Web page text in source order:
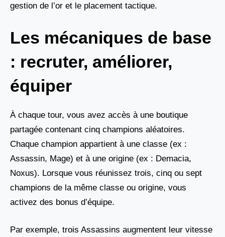
gestion de l’or et le placement tactique.
Les mécaniques de base
: recruter, améliorer,
équiper
À chaque tour, vous avez accès à une boutique
partagée contenant cinq champions aléatoires.
Chaque champion appartient à une classe (ex :
Assassin, Mage) et à une origine (ex : Demacia,
Noxus). Lorsque vous réunissez trois, cinq ou sept
champions de la même classe ou origine, vous
activez des bonus d’équipe.
Par exemple, trois Assassins augmentent leur vitesse